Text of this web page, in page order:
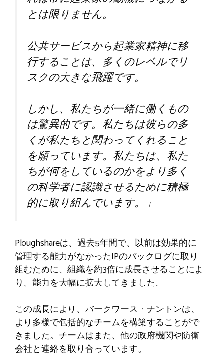
とは限りません。
公共サービスから起業家精神に移
行することは、多くのレベルでリ
スクの大きな飛躍です。
しかし、私たちが一緒に働くもの
は驚異的です。私たちは彼らの多
くが私たちと関わってくれること
を願っています。私たちは、私た
ちが何をしているのかをより多く
の科学者に認識させるために積極
的に取り組んでいます。」
Ploughshareは、過去5年間で、以前は効果的に
管理する能力がなかったIPのバックログに取り
組むために、組織を約3倍に成長させることによ
り、能力を大幅に拡大してきました。
この成長により、バークワース・ナントンは、
より多様で包括的なチームを構築することがで
きました。チームはまた、他の政府機関や防衛
会社と連絡を取り合っています。